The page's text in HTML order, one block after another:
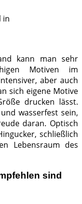
in
kann man sehr
Motiven im
aber auch
sich eigene Motive
drucken lässt.
wasserfest sein,
daran. Optisch
schließlich
Lebensraum des
sind